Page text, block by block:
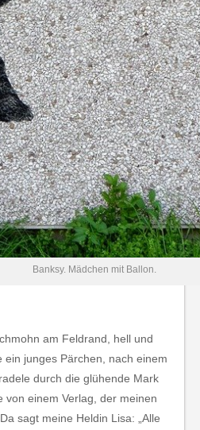
Banksy. Mädchen mit Ballon.
am Feldrand, hell und
ein junges Pärchen, nach einem
durch die glühende Mark
von einem Verlag, der meinen
sagt meine Heldin Lisa: „Alle